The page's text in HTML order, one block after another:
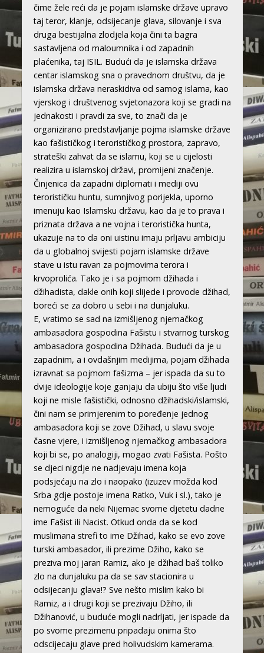
čime žele reći da je pojam islamske države upravo
taj teror, klanje, odsijecanje glava, silovanje i sva
druga bestijalna zlodjela koja čini ta bagra
sastavljena od maloumnika i od zapadnih
plaćenika, taj ISIL. Budući da je islamska država
centar islamskog sna o pravednom društvu, da je
islamska država neraskidiva od samog islama, kao
vjerskog i društvenog svjetonazora koji se gradi na
jednakosti i pravdi za sve, to znači da je
organizirano predstavljanje pojma islamske države
kao fašističkog i terorističkog prostora, zapravo,
strateški zahvat da se islamu, koji se u cijelosti
realizira u islamskoj državi, promijeni značenje.
Činjenica da zapadni diplomati i mediji ovu
terorističku huntu, sumnjivog porijekla, uporno
imenuju kao Islamsku državu, kao da je to prava i
priznata država a ne vojna i teroristička hunta,
ukazuje na to da oni uistinu imaju prljavu ambiciju
da u globalnoj svijesti pojam islamske države
stave u istu ravan za pojmovima terora i
krvoprolića. Tako je i sa pojmom džihada i
džihadista, dakle onih koji slijede i provode džihad,
boreći se za dobro u sebi i na dunjaluku.
E, vratimo se sad na izmišljenog njemačkog
ambasadora gospodina Fašistu i stvarnog turskog
ambasadora gospodina Džihada. Budući da je u
zapadnim, a i ovdašnjim medijima, pojam džihada
izravnat sa pojmom fašizma – jer ispada da su to
dvije ideologije koje ganjaju da ubiju što više ljudi
koji ne misle fašistički, odnosno džihadski/islamski,
čini nam se primjerenim to poređenje jednog
ambasadora koji se zove Džihad, u slavu svoje
časne vjere, i izmišljenog njemačkog ambasadora
koji bi se, po analogiji, mogao zvati Fašista. Pošto
se djeci nigdje ne nadjevaju imena koja
podsjećaju na zlo i naopako (izuzev možda kod
Srba gdje postoje imena Ratko, Vuk i sl.), tako je
nemoguće da neki Nijemac svome djetetu dadne
ime Fašist ili Nacist. Otkud onda da se kod
muslimana strefi to ime Džihad, kako se evo zove
turski ambasador, ili prezime Džiho, kako se
preziva moj jaran Ramiz, ako je džihad baš toliko
zlo na dunjaluku pa da se sav stacionira u
odsijecanju glava!? Sve nešto mislim kako bi
Ramiz, a i drugi koji se prezivaju Džiho, ili
Džihanović, u buduće mogli nadrljati, jer ispade da
po svome prezimenu pripadaju onima što
odscijecaju glave pred holivudskim kamerama.